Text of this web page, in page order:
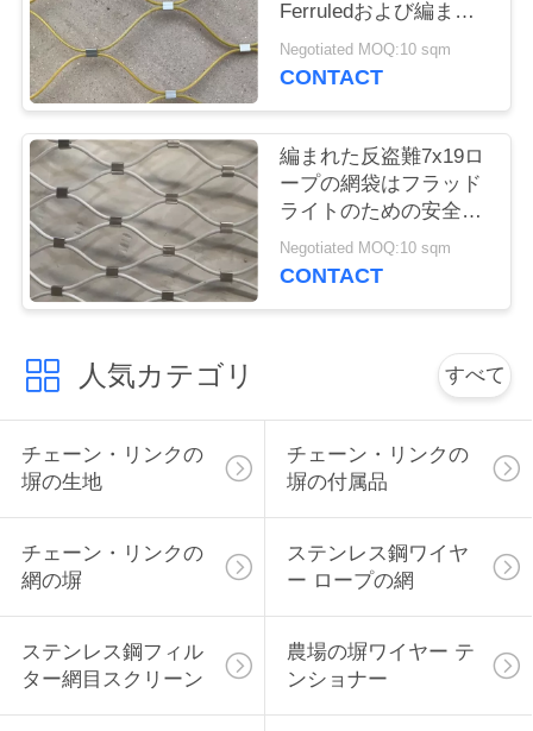
絡
し
な
さ
い
引
用
を
要
求
し
な
さ
い
Ferruledおよび編まれ
たバルコニーのInfillを
一致させるため
Negotiated MOQ:10 sqm
CONTACT
編まれた反盗難7x19ロ
ープの網袋はフラッド
ライトのための安全な
網を落とす
Negotiated MOQ:10 sqm
CONTACT
人気カテゴリ すべて
チェーン・リンクの
塀の生地
チェーン・リンクの
塀の付属品
チェーン・リンクの
網の塀
ステンレス鋼ワイヤ
ー ロープの網
ステンレス鋼フィル
ター網目スクリーン
農場の塀ワイヤー テ
ンショナー